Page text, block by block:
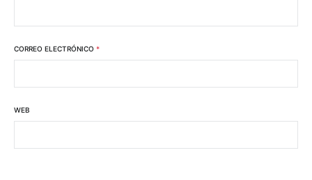
CORREO ELECTRÓNICO *
WEB